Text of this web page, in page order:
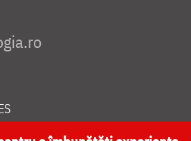
CATEDRALA NAȚIONALĂ